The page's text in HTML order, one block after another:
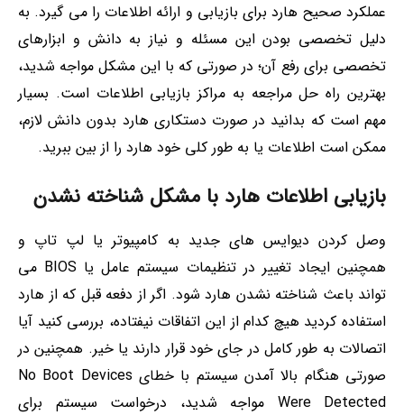
عملکرد صحیح هارد برای بازیابی و ارائه اطلاعات را می گیرد. به
دلیل تخصصی بودن این مسئله و نیاز به دانش و ابزارهای
تخصصی برای رفع آن؛ در صورتی که با این مشکل مواجه شدید،
بهترین راه حل مراجعه به مراکز بازیابی اطلاعات است. بسیار
مهم است که بدانید در صورت دستکاری هارد بدون دانش لازم،
ممکن است اطلاعات یا به طور کلی خود هارد را از بین ببرید.
بازیابی اطلاعات هارد با مشکل شناخته نشدن
وصل کردن دیوایس های جدید به کامپیوتر یا لپ تاپ و
همچنین ایجاد تغییر در تنظیمات سیستم عامل یا BIOS می
تواند باعث شناخته نشدن هارد شود. اگر از دفعه قبل که از هارد
استفاده کردید هیچ کدام از این اتفاقات نیفتاده، بررسی کنید آیا
اتصالات به طور کامل در جای خود قرار دارند یا خیر. همچنین در
صورتی هنگام بالا آمدن سیستم با خطای No Boot Devices
Were Detected مواجه شدید، درخواست سیستم برای